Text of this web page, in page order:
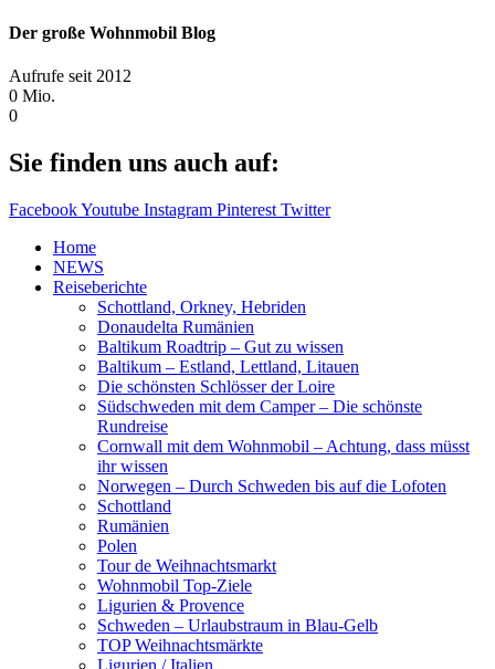
Der große Wohnmobil Blog​
Aufrufe seit 2012
0 Mio.
0
Sie finden uns auch auf:
FacebookYoutube Instagram Pinterest Twitter
Home
NEWS
Reiseberichte
Schottland, Orkney, Hebriden
Donaudelta Rumänien
Baltikum Roadtrip – Gut zu wissen
Baltikum – Estland, Lettland, Litauen
Die schönsten Schlösser der Loire
Südschweden mit dem Camper – Die schönste
Rundreise
Cornwall mit dem Wohnmobil – Achtung, dass müsst
ihr wissen
Norwegen – Durch Schweden bis auf die Lofoten
Schottland
Rumänien
Polen
Tour de Weihnachtsmarkt
Wohnmobil Top-Ziele
Ligurien & Provence
Schweden – Urlaubstraum in Blau-Gelb
TOP Weihnachtsmärkte
Ligurien / Italien